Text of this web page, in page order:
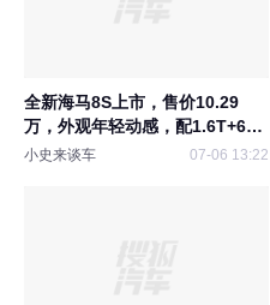
全新海马8S上市，售价10.29
万，外观年轻动感，配1.6T+6AT
变速箱
小史来谈车 07-06 13:22